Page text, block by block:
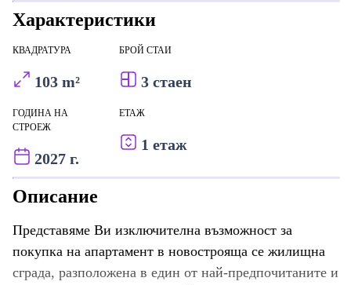
Характеристики
КВАДРАТУРА
103 m²
БРОЙ СТАИ
3 стаен
ГОДИНА НА
СТРОЕЖ
2027 г.
ЕТАЖ
1 етаж
Описание
Представяме Ви изключителна възможност за
покупка на апартамент в новострояща се жилищна
сграда, разположена в един от най-предпочитаните и